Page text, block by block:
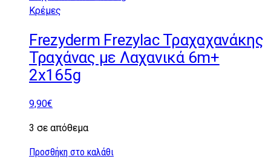
Κρέμες
Frezyderm Frezylac Τραχαχανάκης
Τραχάνας με Λαχανικά 6m+
2x165g
9,90€
3 σε απόθεμα
Προσθήκη στο καλάθι